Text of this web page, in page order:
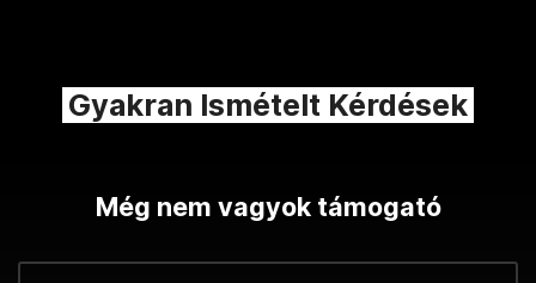
Gyakran Ismételt Kérdések
Még nem vagyok támogató